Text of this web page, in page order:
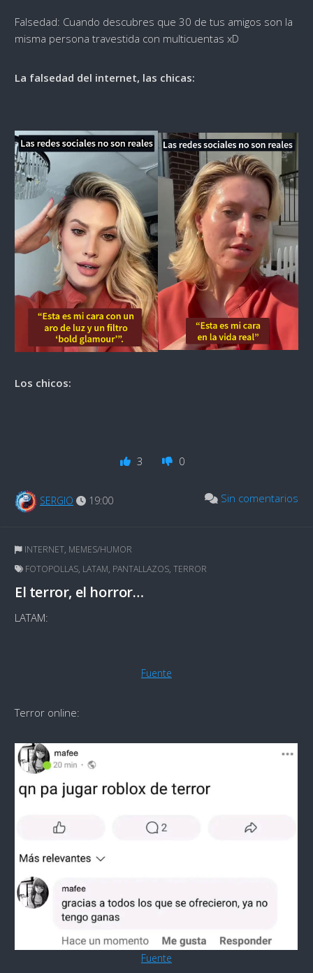
Falsedad: Cuando descubres que 30 de tus amigos son la
misma persona travestida con multicuentas xD
La falsedad del internet, las chicas:
Los chicos:
3 0
SERGIO 19:00 Sin comentarios
INTERNET, MEMES/HUMOR
FOTOPOLLAS, LATAM, PANTALLAZOS, TERROR
El terror, el horror…
LATAM:
Fuente
Terror online:
Fuente